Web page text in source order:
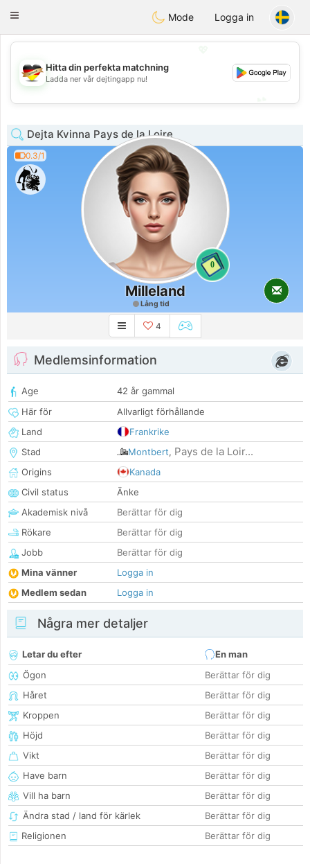
Deutsch Dating
Toggle
Mode Logga in
💖
💕
Hitta din perfekta matchning
Ladda ner vår dejtingapp nu!
Dejta Kvinna Pays de la Loire
0.3/1
0
Milleland
Lång tid
4
Medlemsinformation
Age
42 år gammal
Här för
Allvarligt förhållande
Land
Frankrike
Stad
Montbert, Pays de la Loir...
Origins
Kanada
Civil status
Änke
Akademisk nivå
Berättar för dig
Rökare
Berättar för dig
Jobb
Berättar för dig
Mina vänner
Logga in
Medlem sedan
Logga in
Några mer detaljer
Letar du efter
En man
Ögon
Berättar för dig
Håret
Berättar för dig
Kroppen
Berättar för dig
Höjd
Berättar för dig
Vikt
Berättar för dig
Have barn
Berättar för dig
Vill ha barn
Berättar för dig
Ändra stad / land för kärlek
Berättar för dig
Religionen
Berättar för dig